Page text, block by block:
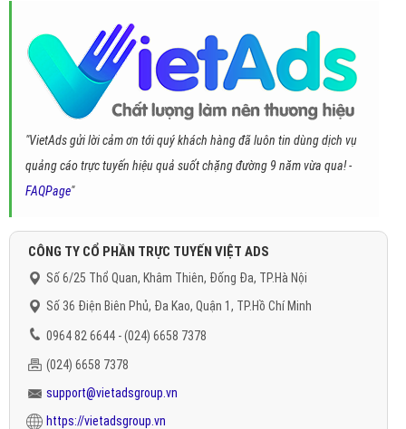
"VietAds gửi lời cảm ơn tới quý khách hàng đã luôn tin dùng dịch vụ
quảng cáo trực tuyến hiệu quả suốt chặng đường 9 năm vừa qua! -
FAQPage"
CÔNG TY CỔ PHẦN TRỰC TUYẾN VIỆT ADS
Số 6/25 Thổ Quan, Khâm Thiên, Đống Đa, TP.Hà Nội
Số 36 Điện Biên Phủ, Đa Kao, Quận 1, TP.Hồ Chí Minh
0964 82 6644 - (024) 6658 7378
(024) 6658 7378
support@vietadsgroup.vn
https://vietadsgroup.vn